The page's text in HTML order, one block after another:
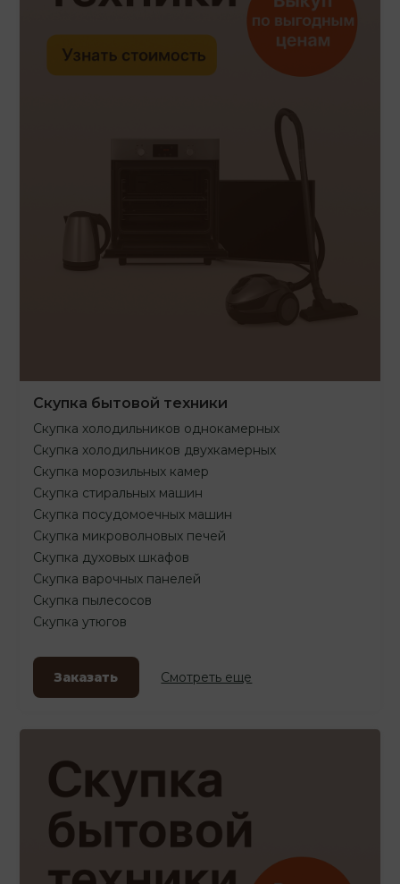
Скупка бытовой техники
Скупка холодильников однокамерных
Скупка холодильников двухкамерных
Скупка морозильных камер
Скупка стиральных машин
Скупка посудомоечных машин
Скупка микроволновых печей
Скупка духовых шкафов
Скупка варочных панелей
Скупка пылесосов
Скупка утюгов
Заказать Смотреть еще